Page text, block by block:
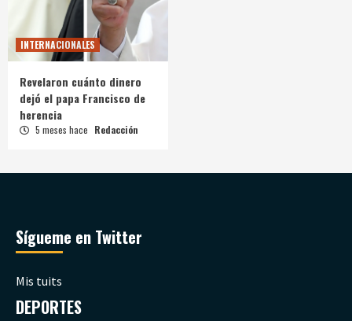
INTERNACIONALES
Revelaron cuánto dinero
dejó el papa Francisco de
herencia
5 meses hace Redacción
Sígueme en Twitter
Mis tuits
DEPORTES